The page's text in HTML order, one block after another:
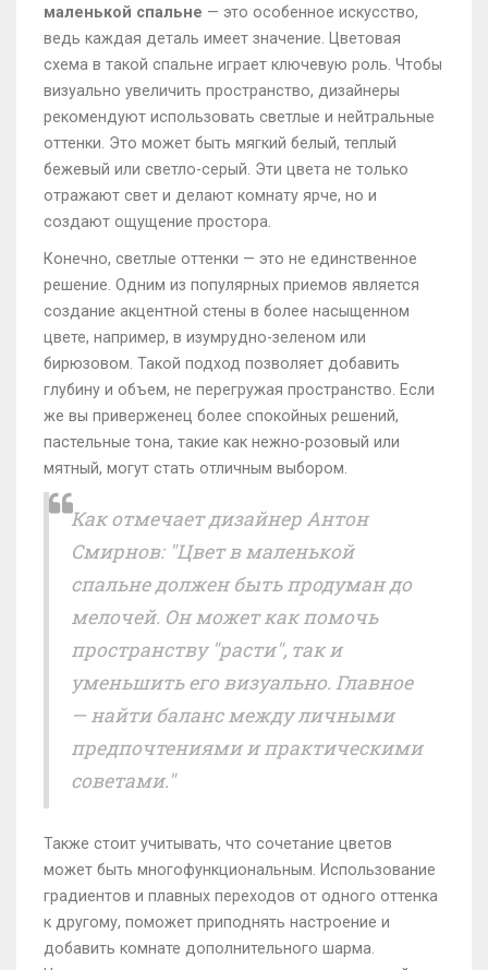
маленькой спальне — это особенное искусство,
ведь каждая деталь имеет значение. Цветовая
схема в такой спальне играет ключевую роль. Чтобы
визуально увеличить пространство, дизайнеры
рекомендуют использовать светлые и нейтральные
оттенки. Это может быть мягкий белый, теплый
бежевый или светло-серый. Эти цвета не только
отражают свет и делают комнату ярче, но и
создают ощущение простора.
Конечно, светлые оттенки — это не единственное
решение. Одним из популярных приемов является
создание акцентной стены в более насыщенном
цвете, например, в изумрудно-зеленом или
бирюзовом. Такой подход позволяет добавить
глубину и объем, не перегружая пространство. Если
же вы приверженец более спокойных решений,
пастельные тона, такие как нежно-розовый или
мятный, могут стать отличным выбором.
Как отмечает дизайнер Антон
Смирнов: "Цвет в маленькой
спальне должен быть продуман до
мелочей. Он может как помочь
пространству "расти", так и
уменьшить его визуально. Главное
— найти баланс между личными
предпочтениями и практическими
советами."
Также стоит учитывать, что сочетание цветов
может быть многофункциональным. Использование
градиентов и плавных переходов от одного оттенка
к другому, поможет приподнять настроение и
добавить комнате дополнительного шарма.